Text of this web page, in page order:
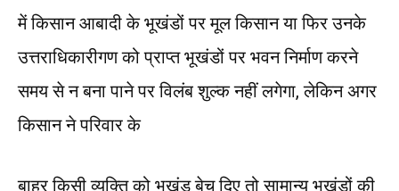
में किसान आबादी के भूखंडों पर मूल किसान या फिर उनके
उत्तराधिकारीगण को प्राप्त भूखंडों पर भवन निर्माण करने
समय से न बना पाने पर विलंब शुल्क नहीं लगेगा, लेकिन अगर
किसान ने परिवार के
बाहर किसी व्यक्ति को भूखंड बेच दिए तो सामान्य भूखंडों की